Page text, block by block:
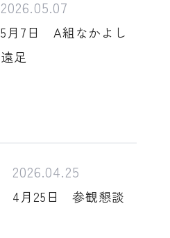
2026.05.07
5月7日 A組なかよし
遠足
2026.04.25
4月25日 参観懇談